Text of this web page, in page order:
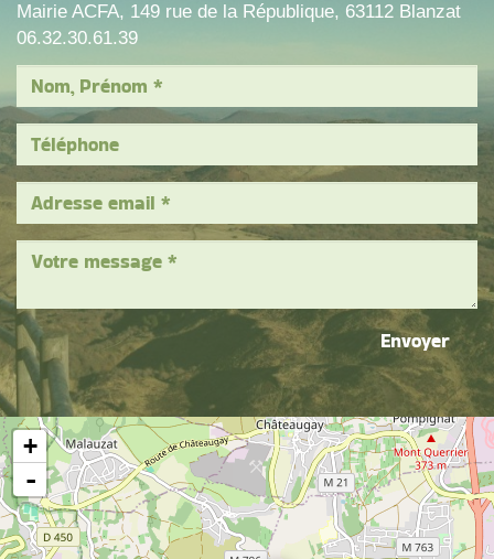
Mairie ACFA, 149 rue de la République, 63112 Blanzat
06.32.30.61.39
Envoyer
+
-